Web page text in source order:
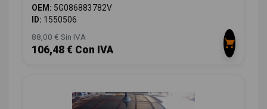
OEM: 5G086883782V
ID: 1550506
88,00 € Sin IVA
106,48 € Con IVA